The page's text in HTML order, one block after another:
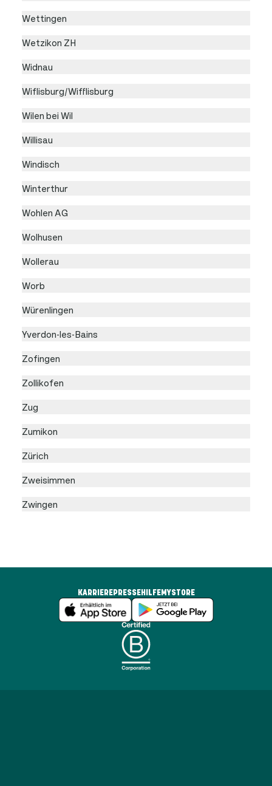
Wettingen
Wetzikon ZH
Widnau
Wiflisburg/Wifflisburg
Wilen bei Wil
Willisau
Windisch
Winterthur
Wohlen AG
Wolhusen
Wollerau
Worb
Würenlingen
Yverdon-les-Bains
Zofingen
Zollikofen
Zug
Zumikon
Zürich
Zweisimmen
Zwingen
KARRIEREPRESSEHILFEMYSTORE